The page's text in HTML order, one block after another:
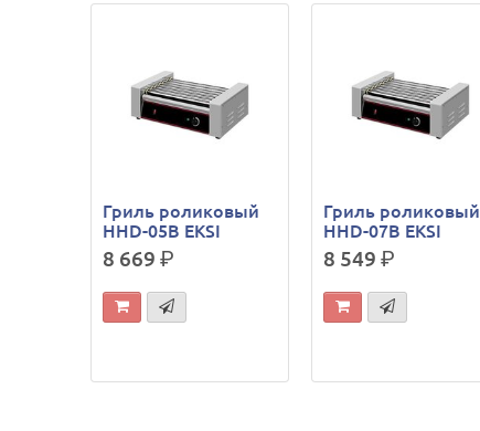
Гриль роликовый
HHD-05B EKSI
8 669р.
Гриль роликовый
HHD-07B EKSI
8 549р.